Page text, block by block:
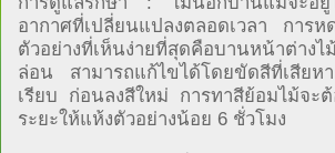
อากาศที่เปลี่ยนแปลงตลอดเวลา การ
ตัวอย่างที่เห็นง่ายที่สุดคือบานหน้าต่าง
ล่อน สามารถแก้ไขได้โดยขัดสีที่เสียห
เรียบ ก่อนลงสีใหม่ การทาสีย้อมไม้จ
ระยะให้แห้งตัวอย่างน้อย 6 ชั่วโมง